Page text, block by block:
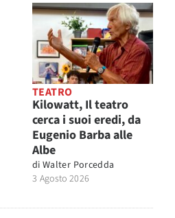
TEATRO
Kilowatt, Il teatro
cerca i suoi eredi, da
Eugenio Barba alle
Albe
di Walter Porcedda
3 Agosto 2026